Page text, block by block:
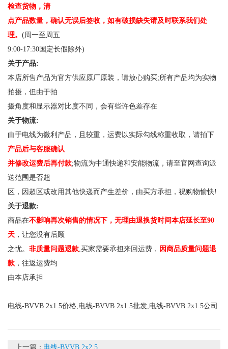
检查货物，清
点产品数量，确认无误后签收，如有破损缺失请及时联系我们处
理。 (周一至周五
9:00-17:30国定长假除外)
关于产品:
本店所售产品为官方供应原厂原装，请放心购买;所有产品均为实物
拍摄，但由于拍
摄角度和显示器对比度不同，会有些许色差存在
关于物流:
由于电线为微利产品，且较重，运费以实际勾线称重收取，请拍下
产品后与客服确认
并修改运费后再付款;物流为中通快递和安能物流，请至官网查询派
送范围是否超
区，因超区或改用其他快递而产生差价，由买方承担，祝购物愉快!
关于退款:
商品在不影响再次销售的情况下，无理由退换货时间本店延长至90
天 ，让您没有后顾
之忧。 非质量问题退款,买家需要承担来回运费， 因商品质量问题退
款 ，往返运费均
由本店承担
电线-BVVB 2x1.5价格,电线-BVVB 2x1.5批发,电线-BVVB 2x1.5公司
上一篇： 电线-BVVB 2x2.5